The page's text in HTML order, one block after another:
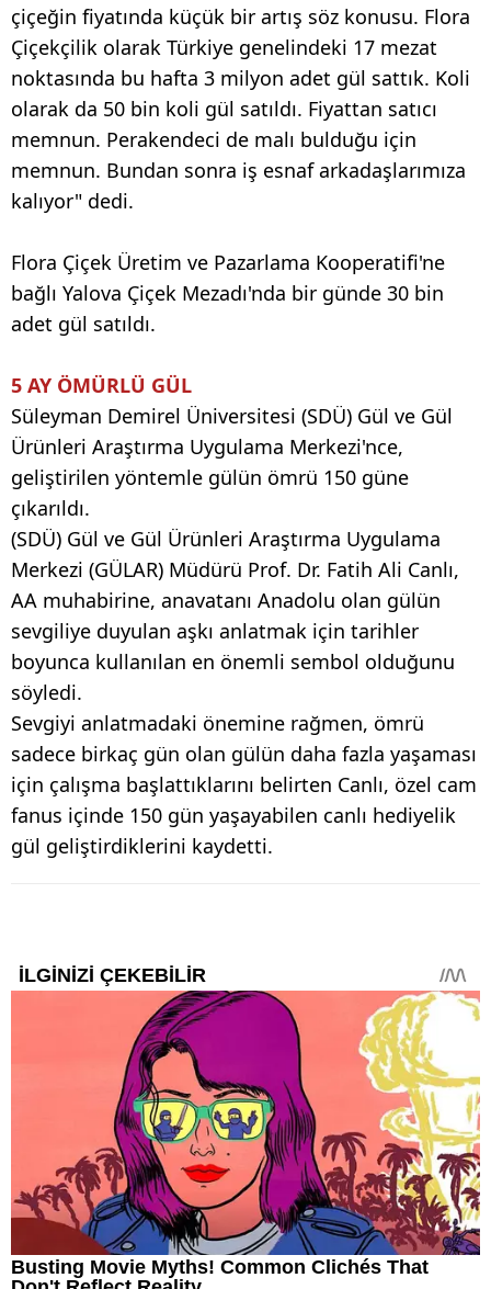
çiçeğin fiyatında küçük bir artış söz konusu. Flora
Çiçekçilik olarak Türkiye genelindeki 17 mezat
noktasında bu hafta 3 milyon adet gül sattık. Koli
olarak da 50 bin koli gül satıldı. Fiyattan satıcı
memnun. Perakendeci de malı bulduğu için
memnun. Bundan sonra iş esnaf arkadaşlarımıza
kalıyor" dedi.
Flora Çiçek Üretim ve Pazarlama Kooperatifi'ne
bağlı Yalova Çiçek Mezadı'nda bir günde 30 bin
adet gül satıldı.
5 AY ÖMÜRLÜ GÜL
Süleyman Demirel Üniversitesi (SDÜ) Gül ve Gül
Ürünleri Araştırma Uygulama Merkezi'nce,
geliştirilen yöntemle gülün ömrü 150 güne
çıkarıldı.
(SDÜ) Gül ve Gül Ürünleri Araştırma Uygulama
Merkezi (GÜLAR) Müdürü Prof. Dr. Fatih Ali Canlı,
AA muhabirine, anavatanı Anadolu olan gülün
sevgiliye duyulan aşkı anlatmak için tarihler
boyunca kullanılan en önemli sembol olduğunu
söyledi.
Sevgiyi anlatmadaki önemine rağmen, ömrü
sadece birkaç gün olan gülün daha fazla yaşaması
için çalışma başlattıklarını belirten Canlı, özel cam
fanus içinde 150 gün yaşayabilen canlı hediyelik
gül geliştirdiklerini kaydetti.